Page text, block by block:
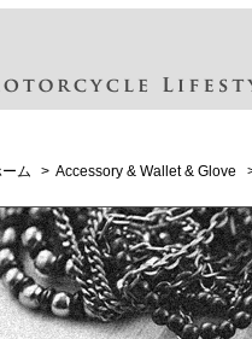
ム > Accessory & Wallet & Glove